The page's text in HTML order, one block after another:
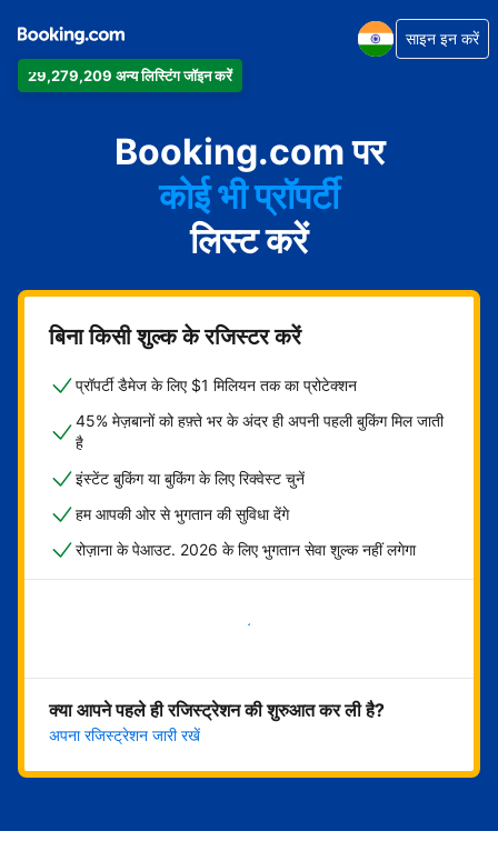
29,279,209 अन्य लिस्टिंग जॉइन करें
साइन इन करें
Booking.com पर
कोई भी प्रॉपर्टी
लिस्ट करें
बिना किसी शुल्क के रजिस्टर करें
प्रॉपर्टी डैमेज के लिए $1 मिलियन तक का प्रोटेक्शन
45% मेज़बानों को हफ़्ते भर के अंदर ही अपनी पहली बुकिंग मिल जाती
है
इंस्टेंट बुकिंग या बुकिंग के लिए रिक्वेस्ट चुनें
हम आपकी ओर से भुगतान की सुविधा देंगे
रोज़ाना के पेआउट. 2026 के लिए भुगतान सेवा शुल्क नहीं लगेगा
अभी शुरू करें
क्या आपने पहले ही रजिस्ट्रेशन की शुरुआत कर ली है?
अपना रजिस्ट्रेशन जारी रखें